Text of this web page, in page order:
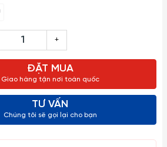
+
ĐẶT MUA
Giao hàng tận nơi toàn quốc
TƯ VẤN
Chúng tôi sẽ gọi lại cho bạn